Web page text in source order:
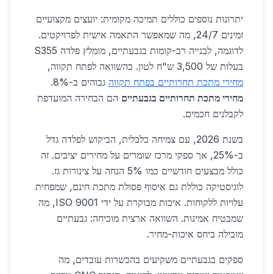
יתרונות נוספים כוללים תמיכה מקומית: יועצים מקצועיים
זמינים 24/7, מה שמאפשר התאמה אישית לפרויקטים.
לדוגמה, לבנייה רב-קומות בגבעתיים, מומלץ פלדה S355
בעלות של 3,500 ש"ח לטון. בהשוואה לפתח תקווה,
מחירי מתכת תחרותיים בפתח תקווה גבוהים ב-8%.
מחירי מתכת תחרותיים בגבעתיים הם הבחירה המועדפת
לקבלנים חכמים.
בשנת 2026, עם צמיחה כלכלית, הביקוש לפלדה גדל
ב-25%, אך ספקי מרכז שומרים על מחירים יציבים. זה
כולל מבצעים חודשיים כמו 5% הנחה על צינורות גז.
לוגיסטיקה כוללת גם איסוף פסולת מתכת חינם, שמפחית
עלויות ללקוחות. איכות מבוקרת על ידי ISO 9001, מה
שמבטיח אמינות. השוואה ארצית מוכיחה: גבעתיים
מובילה ביחס איכות-מחיר.
ספקים בגבעתיים משקיעים בהכשרות עובדים, מה